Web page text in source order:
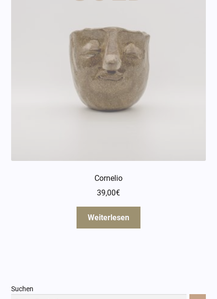
Cornelio
39,00€
Weiterlesen
Suchen